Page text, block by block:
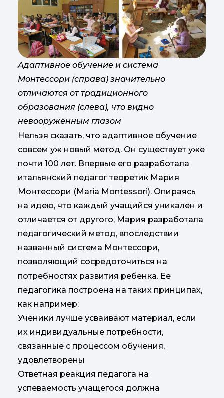
Адаптивное обучение и система
Монтессори (справа) значительно
отличаются от традиционного
образования (слева), что видно
невооружённым глазом
Нельзя сказать, что адаптивное обучение
совсем уж новый метод. Он существует уже
почти 100 лет. Впервые его разработала
итальянский педагог теоретик Мария
Монтессори (Maria Montessori). Опираясь
на идею, что каждый учащийся уникален и
отличается от другого, Мария разработала
педагогический метод, впоследствии
названный система Монтессори,
позволяющий сосредоточиться на
потребностях развития ребенка. Ее
педагогика построена на таких принципах,
как например:
Ученики лучше усваивают материал, если
их индивидуальные потребности,
связанные с процессом обучения,
удовлетворены
Ответная реакция педагога на
успеваемость учащегося должна